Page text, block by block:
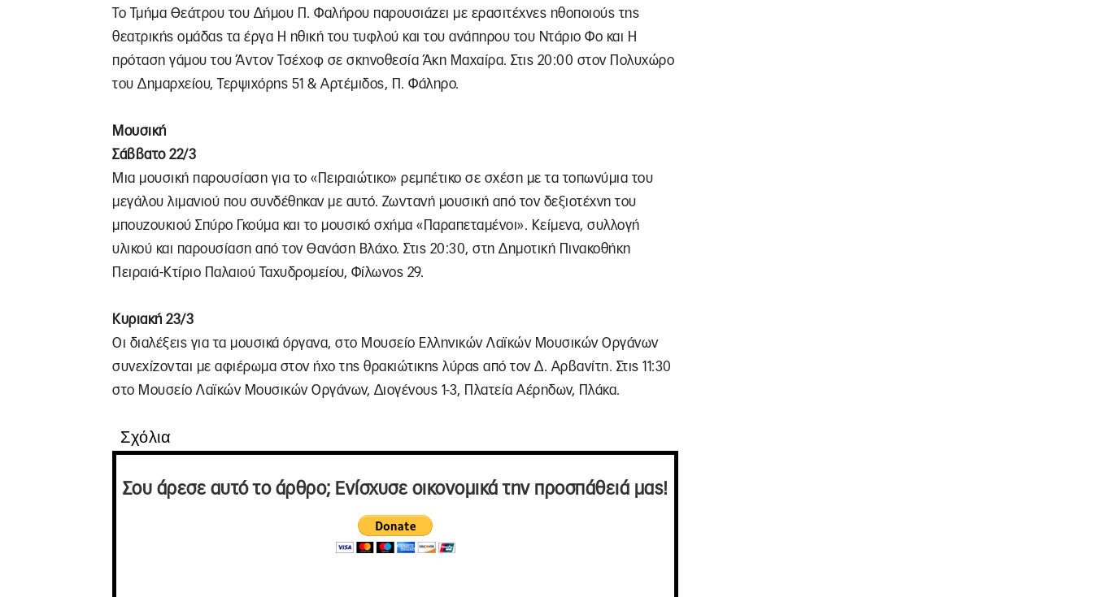
Το Τμήμα Θεάτρου του Δήμου Π. Φαλήρου παρουσιάζει με ερασιτέχνες ηθοποιούς της
θεατρικής ομάδας τα έργα Η ηθική του τυφλού και του ανάπηρου του Ντάριο Φο και Η
πρόταση γάμου του Άντον Τσέχοφ σε σκηνοθεσία Άκη Μαχαίρα. Στις 20:00 στον Πολυχώρο
του Δημαρχείου, Τερψιχόρης 51 & Αρτέμιδος, Π. Φάληρο.
Μουσική
Σάββατο 22/3
Μια μουσική παρουσίαση για το «Πειραιώτικο» ρεμπέτικο σε σχέση με τα τοπωνύμια του
μεγάλου λιμανιού που συνδέθηκαν με αυτό. Ζωντανή μουσική από τον δεξιοτέχνη του
μπουζουκιού Σπύρο Γκούμα και το μουσικό σχήμα «Παραπεταμένοι». Κείμενα, συλλογή
υλικού και παρουσίαση από τον Θανάση Βλάχο. Στις 20:30, στη Δημοτική Πινακοθήκη
Πειραιά-Κτίριο Παλαιού Ταχυδρομείου, Φίλωνος 29.
Κυριακή 23/3
Οι διαλέξεις για τα μουσικά όργανα, στο Μουσείο Ελληνικών Λαϊκών Μουσικών Οργάνων
συνεχίζονται με αφιέρωμα στον ήχο της θρακιώτικης λύρας από τον Δ. Αρβανίτη. Στις 11:30
στο Μουσείο Λαϊκών Μουσικών Οργάνων, Διογένους 1-3, Πλατεία Αέρηδων, Πλάκα.
Σχόλια
Σου άρεσε αυτό το άρθρο; Ενίσχυσε οικονομικά την προσπάθειά μας!